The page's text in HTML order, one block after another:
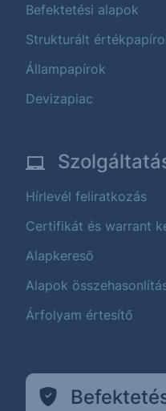
Befektetési alapok
Strukturált
Állampapírok
Devizapiac
Hírlevél feliratkozás
Certifikát és warrant
Alapkereső
Alapok
Árfolyam értesítő